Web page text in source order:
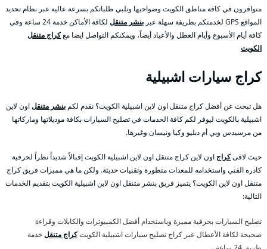
متوافرون في كافة مناطق الكويت وضواحيها ونلبي طلباتكم بسرعة عالية عبر نظام تحديد
المواقع GPS لخدمتكم بطريقة سهلة عبر
بنشر متنقل
لكافة الأماكن خدمة 24 ساعة وفي
كافة أيام الأسبوع وأيام العطل والأعياد أيضاً، ويمكنكم التواصل ايضا معكراج متنقل
الكويت
كراج سيارات اشبيلية
هل تبحث عن أفضل كراج متنقل اون لاين اشبيلية الكويت؟ نقدم لكم بنشر متنقلاون لاين
اشبيلية بالكويت ليوفر لكم كافة الخدمات في تصليح السيارات بكافة موديلاتها وماركاتها
من مرسيدس وبي أم دبليو وكيا ونيسان وغيرها.
حيث لاقىكراج اون لاين كراج متنقل اون لاين اشبيلية الكويت إقبالاً شديداً نظراً لحرفية
كادره الفني واستخدامه للمعدات متطورة وتقنيات حديثة. ولكن ما هي مميزات فريق كراج
متنقل اون لاين الكويت؟ يتميز فريق بنشر متنقل اون لاين اشبيلية الكويت بتقديم الخدمات
التالية:
تصليح السيارات بحرفية مميزة وباستخدام أفضل الكمبيوترات والكابلات وقراءة
صحيحة لكافة الأعطال عبر كراج تصليح سيارات اشبيلية الكويتكراج متنقلخدمة